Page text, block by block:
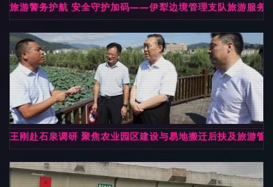
旅游警务护航 安全守护加码——伊犁边境管理支队旅游服务
王刚赴石泉调研 聚焦农业园区建设与易地搬迁后扶及旅游管